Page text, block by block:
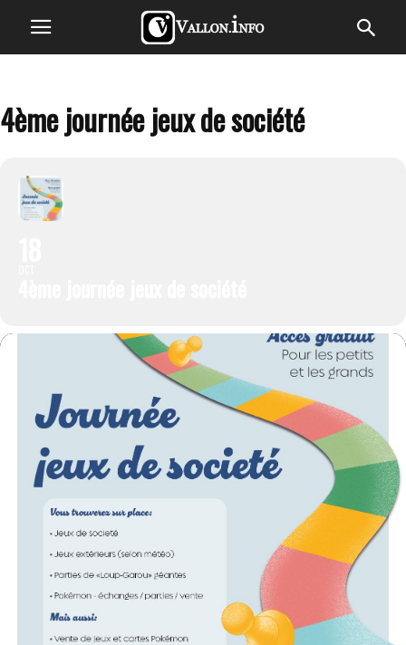
4ème journée jeux de société